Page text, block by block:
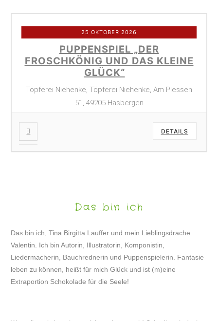
25 OKTOBER 2026
PUPPENSPIEL „DER
FROSCHKÖNIG UND DAS KLEINE
GLÜCK“
Töpferei Niehenke, Töpferei Niehenke, Am Plessen
51, 49205 Hasbergen
DETAILS
Das bin ich
Das bin ich, Tina Birgitta Lauffer und mein Lieblingsdrache
Valentin. Ich bin Autorin, Illustratorin, Komponistin,
Liedermacherin, Bauchrednerin und Puppenspielerin. Fantasie
leben zu können, heißt für mich Glück und ist (m)eine
Extraportion Schokolade für die Seele!